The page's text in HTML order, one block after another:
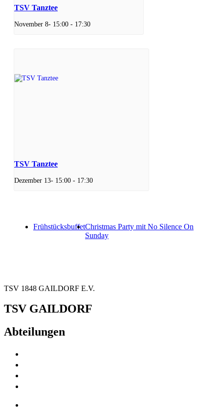
TSV Tanztee
November 8- 15:00 - 17:30
TSV Tanztee
Dezember 13- 15:00 - 17:30
FrühstücksbuffetChristmas Party mit No Silence On
Sunday
TSV 1848 GAILDORF E.V.
TSV GAILDORF
Abteilungen